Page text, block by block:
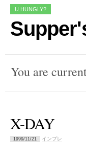
U HUNGLY?
You are
X-DAY
1999/11/21 インプレ